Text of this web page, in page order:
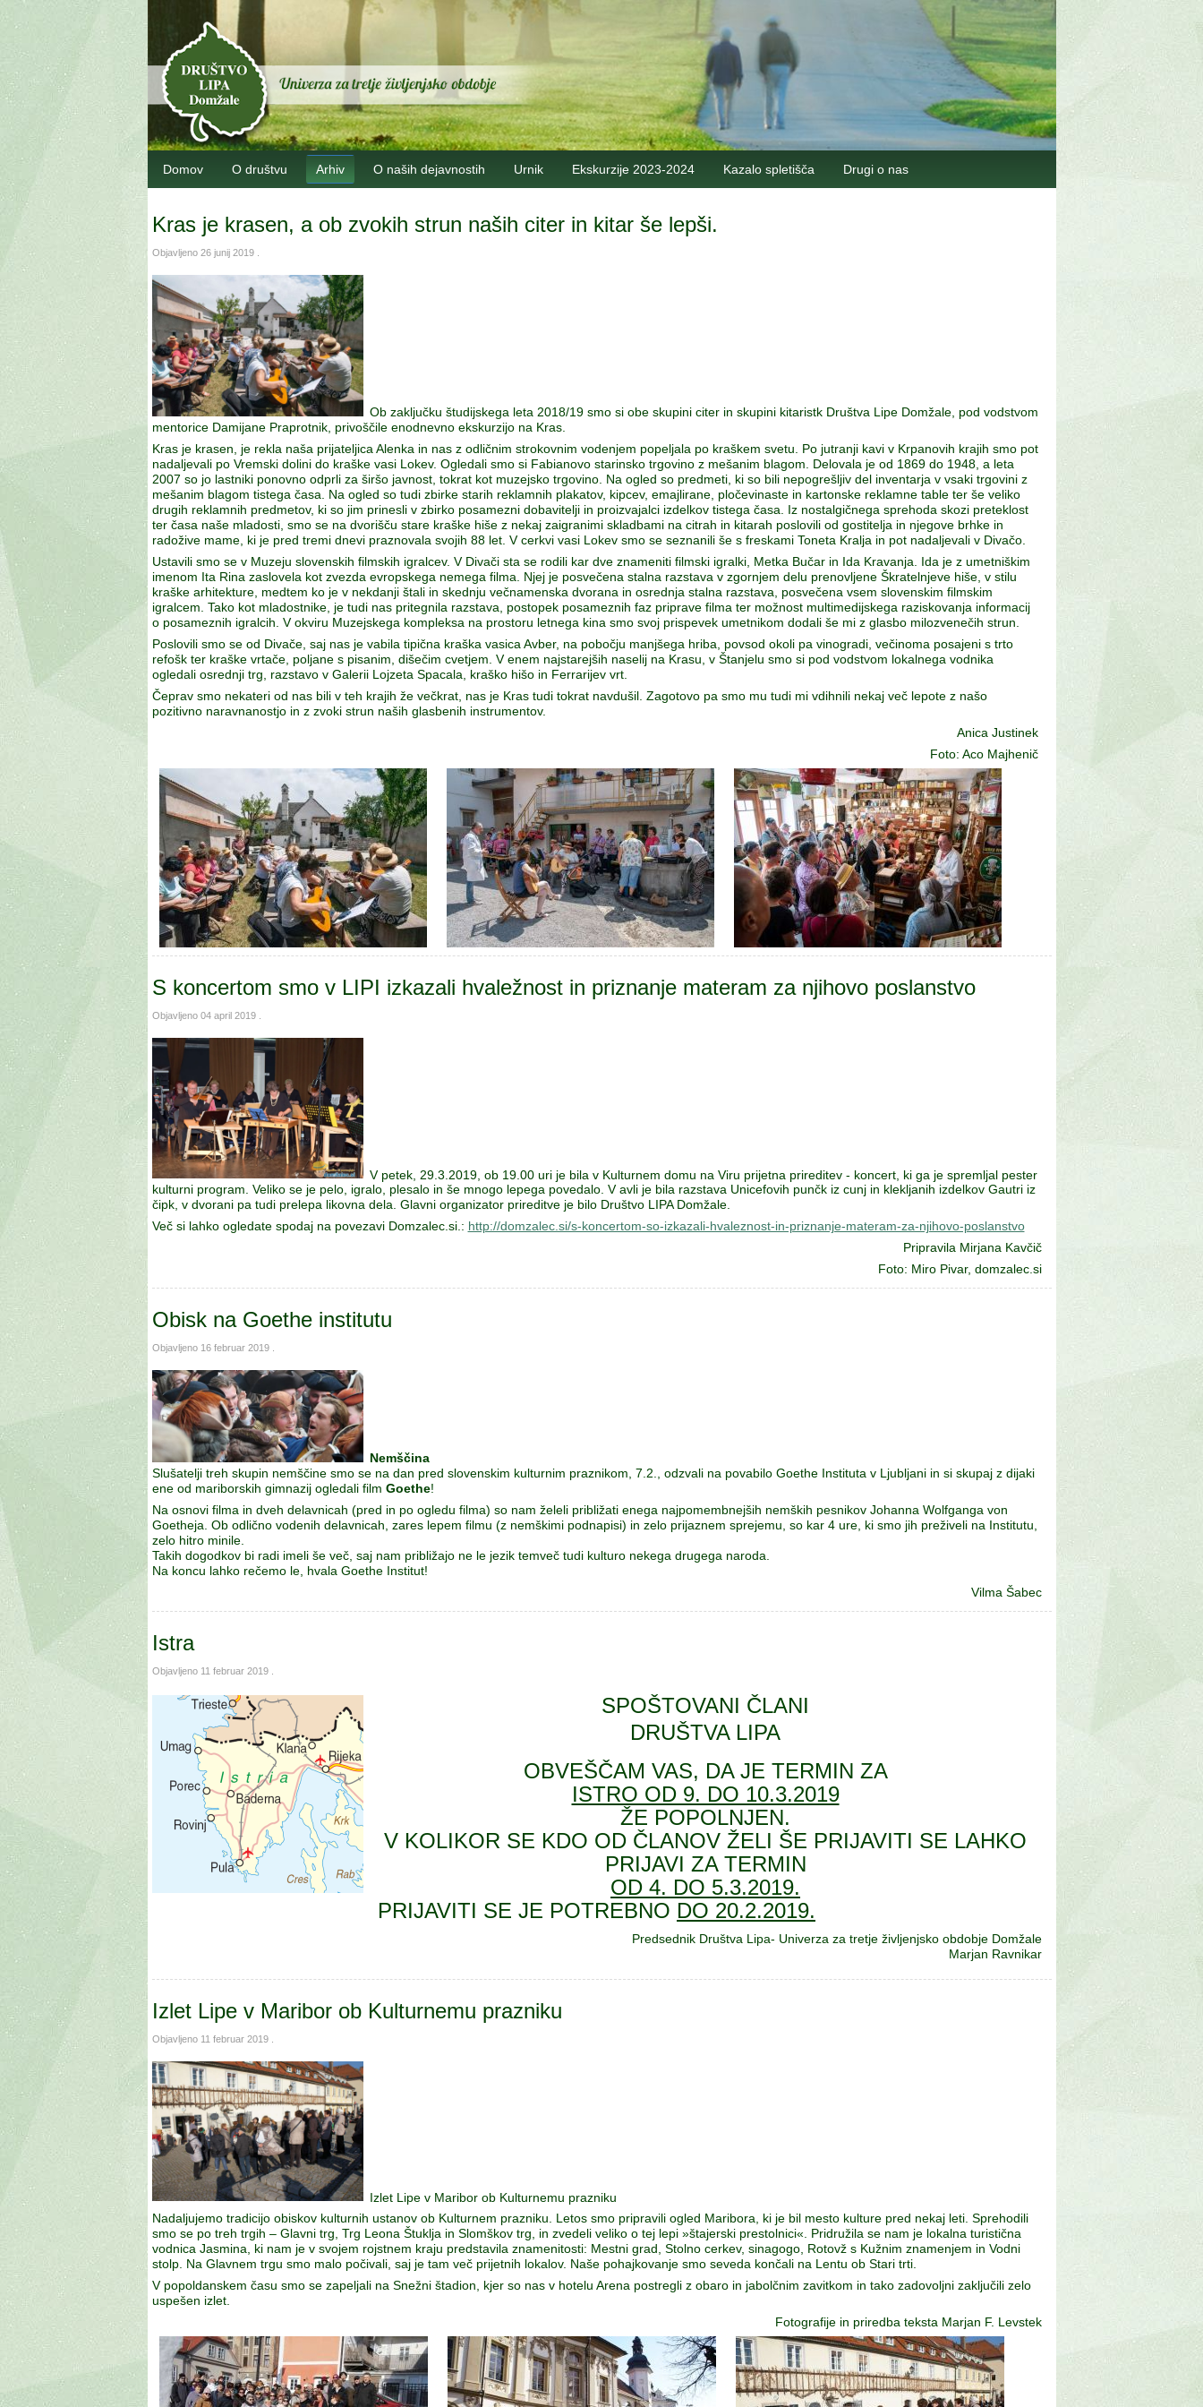
Domov O društvu Arhiv O naših dejavnostih Urnik Ekskurzije 2023-2024 Kazalo spletišča Drugi o nas
Kras je krasen, a ob zvokih strun naših citer in kitar še lepši.
Objavljeno 26 junij 2019
Ob zaključku študijskega leta 2018/19 smo si obe skupini citer in skupini kitaristk Društva Lipe Domžale, pod vodstvom
mentorice Damijane Praprotnik, privoščile enodnevno ekskurzijo na Kras.
Kras je krasen, je rekla naša prijateljica Alenka in nas z odličnim strokovnim vodenjem popeljala po kraškem svetu. Po jutranji kavi v Krpanovih krajih smo pot
nadaljevali po Vremski dolini do kraške vasi Lokev. Ogledali smo si Fabianovo starinsko trgovino z mešanim blagom. Delovala je od 1869 do 1948, a leta
2007 so jo lastniki ponovno odprli za širšo javnost, tokrat kot muzejsko trgovino. Na ogled so predmeti, ki so bili nepogrešljiv del inventarja v vsaki trgovini z
mešanim blagom tistega časa. Na ogled so tudi zbirke starih reklamnih plakatov, kipcev, emajlirane, pločevinaste in kartonske reklamne table ter še veliko
drugih reklamnih predmetov, ki so jim prinesli v zbirko posamezni dobavitelji in proizvajalci izdelkov tistega časa. Iz nostalgičnega sprehoda skozi preteklost
ter časa naše mladosti, smo se na dvorišču stare kraške hiše z nekaj zaigranimi skladbami na citrah in kitarah poslovili od gostitelja in njegove brhke in
radožive mame, ki je pred tremi dnevi praznovala svojih 88 let. V cerkvi vasi Lokev smo se seznanili še s freskami Toneta Kralja in pot nadaljevali v Divačo.
Ustavili smo se v Muzeju slovenskih filmskih igralcev. V Divači sta se rodili kar dve znameniti filmski igralki, Metka Bučar in Ida Kravanja. Ida je z umetniškim
imenom Ita Rina zaslovela kot zvezda evropskega nemega filma. Njej je posvečena stalna razstava v zgornjem delu prenovljene Škratelnjeve hiše, v stilu
kraške arhitekture, medtem ko je v nekdanji štali in skednju večnamenska dvorana in osrednja stalna razstava, posvečena vsem slovenskim filmskim
igralcem. Tako kot mladostnike, je tudi nas pritegnila razstava, postopek posameznih faz priprave filma ter možnost multimedijskega raziskovanja informacij
o posameznih igralcih. V okviru Muzejskega kompleksa na prostoru letnega kina smo svoj prispevek umetnikom dodali še mi z glasbo milozvenečih strun.
Poslovili smo se od Divače, saj nas je vabila tipična kraška vasica Avber, na pobočju manjšega hriba, povsod okoli pa vinogradi, večinoma posajeni s trto
refošk ter kraške vrtače, poljane s pisanim, dišečim cvetjem. V enem najstarejših naselij na Krasu, v Štanjelu smo si pod vodstvom lokalnega vodnika
ogledali osrednji trg, razstavo v Galerii Lojzeta Spacala, kraško hišo in Ferrarijev vrt.
Čeprav smo nekateri od nas bili v teh krajih že večkrat, nas je Kras tudi tokrat navdušil. Zagotovo pa smo mu tudi mi vdihnili nekaj več lepote z našo
pozitivno naravnanostjo in z zvoki strun naših glasbenih instrumentov.
Anica Justinek
Foto: Aco Majhenič
S koncertom smo v LIPI izkazali hvaležnost in priznanje materam za njihovo poslanstvo
Objavljeno 04 april 2019
V petek, 29.3.2019, ob 19.00 uri je bila v Kulturnem domu na Viru prijetna prireditev - koncert, ki ga je spremljal pester
kulturni program. Veliko se je pelo, igralo, plesalo in še mnogo lepega povedalo. V avli je bila razstava Unicefovih punčk iz cunj in klekljanih izdelkov Gautri iz
čipk, v dvorani pa tudi prelepa likovna dela. Glavni organizator prireditve je bilo Društvo LIPA Domžale.
Več si lahko ogledate spodaj na povezavi Domzalec.si.: http://domzalec.si/s-koncertom-so-izkazali-hvaleznost-in-priznanje-materam-za-njihovo-poslanstvo
Pripravila Mirjana Kavčič
Foto: Miro Pivar, domzalec.si
Obisk na Goethe institutu
Objavljeno 16 februar 2019
Nemščina
Slušatelji treh skupin nemščine smo se na dan pred slovenskim kulturnim praznikom, 7.2., odzvali na povabilo Goethe Instituta v Ljubljani in si skupaj z dijaki
ene od mariborskih gimnazij ogledali film Goethe!
Na osnovi filma in dveh delavnicah (pred in po ogledu filma) so nam želeli približati enega najpomembnejših nemških pesnikov Johanna Wolfganga von
Goetheja. Ob odlično vodenih delavnicah, zares lepem filmu (z nemškimi podnapisi) in zelo prijaznem sprejemu, so kar 4 ure, ki smo jih preživeli na Institutu,
zelo hitro minile.
Takih dogodkov bi radi imeli še več, saj nam približajo ne le jezik temveč tudi kulturo nekega drugega naroda.
Na koncu lahko rečemo le, hvala Goethe Institut!
Vilma Šabec
Istra
Objavljeno 11 februar 2019
SPOŠTOVANI ČLANI
DRUŠTVA LIPA
OBVEŠČAM VAS, DA JE TERMIN ZA
ISTRO OD 9. DO 10.3.2019
ŽE POPOLNJEN.
V KOLIKOR SE KDO OD ČLANOV ŽELI ŠE PRIJAVITI SE LAHKO
PRIJAVI ZA TERMIN
OD 4. DO 5.3.2019.
PRIJAVITI SE JE POTREBNO DO 20.2.2019.
Predsednik Društva Lipa- Univerza za tretje življenjsko obdobje Domžale
Marjan Ravnikar
Izlet Lipe v Maribor ob Kulturnemu prazniku
Objavljeno 11 februar 2019
Izlet Lipe v Maribor ob Kulturnemu prazniku
Nadaljujemo tradicijo obiskov kulturnih ustanov ob Kulturnem prazniku. Letos smo pripravili ogled Maribora, ki je bil mesto kulture pred nekaj leti. Sprehodili
smo se po treh trgih – Glavni trg, Trg Leona Štuklja in Slomškov trg, in zvedeli veliko o tej lepi »štajerski prestolnici«. Pridružila se nam je lokalna turistična
vodnica Jasmina, ki nam je v svojem rojstnem kraju predstavila znamenitosti: Mestni grad, Stolno cerkev, sinagogo, Rotovž s Kužnim znamenjem in Vodni
stolp. Na Glavnem trgu smo malo počivali, saj je tam več prijetnih lokalov. Naše pohajkovanje smo seveda končali na Lentu ob Stari trti.
V popoldanskem času smo se zapeljali na Snežni štadion, kjer so nas v hotelu Arena postregli z obaro in jabolčnim zavitkom in tako zadovoljni zaključili zelo
uspešen izlet.
Fotografije in priredba teksta Marjan F. Levstek